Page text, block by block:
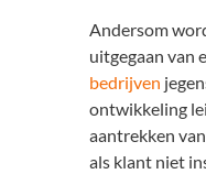
Andersom
uitgegaan van
bedrijven
ontwikkeling
aantrekken
als klant niet